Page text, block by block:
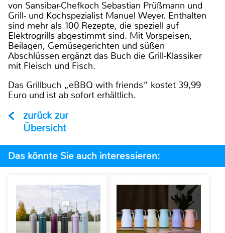
von Sansibar-Chefkoch Sebastian Prüßmann und
Grill- und Kochspezialist Manuel Weyer. Enthalten
sind mehr als 100 Rezepte, die speziell auf
Elektrogrills abgestimmt sind. Mit Vorspeisen,
Beilagen, Gemüsegerichten und süßen
Abschlüssen ergänzt das Buch die Grill-Klassiker
mit Fleisch und Fisch.
Das Grillbuch „eBBQ with friends“ kostet 39,99
Euro und ist ab sofort erhältlich.
zurück zur
Übersicht
Das könnte Sie auch interessieren: